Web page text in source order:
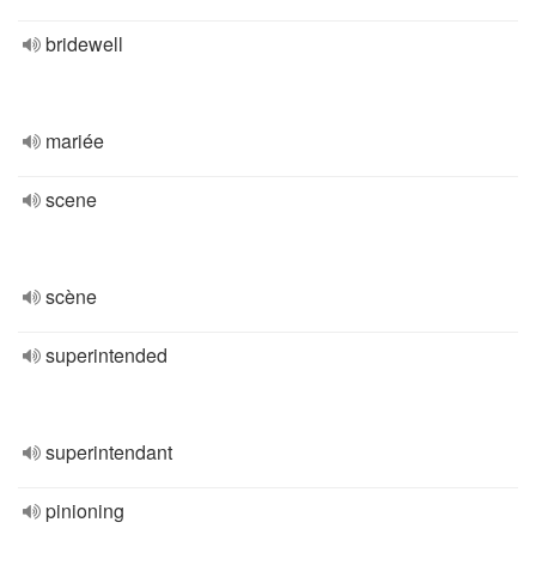
bridewell
mariée
scene
scène
superintended
superintendant
pinioning